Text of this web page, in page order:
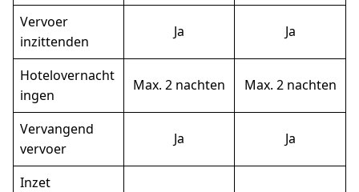
Vervoer
inzittenden
Ja Ja
Hotelovernacht
ingen
Max. 2 nachten Max. 2 nachten
Vervangend
vervoer
Ja Ja
Inzet